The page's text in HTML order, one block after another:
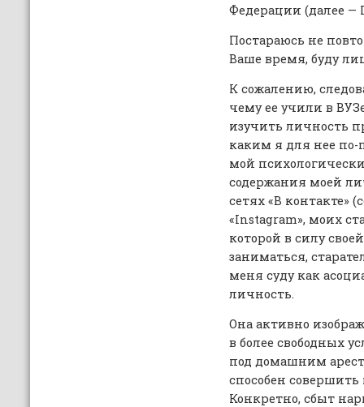
Федерации (далее
Постараюсь не
Ваше время, буду
К сожалению,
чему ее учили в
изучить личность
каким я для нее
мой
содержания моей
сетях «В контакте»
«Instagram», моих
которой в силу
заниматься,
меня суду как
личность.
Она активно
в более свободных
под домашним
способен
Конкретно, сбыт